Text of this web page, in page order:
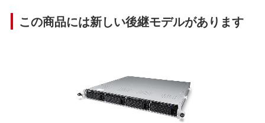
この商品には新しい後継モデルがあります